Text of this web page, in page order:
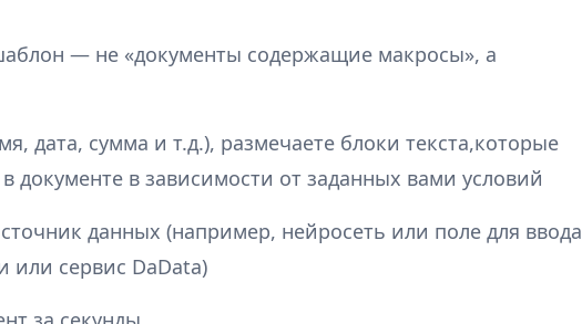
— не «документы содержащие макросы», а
дата, сумма и т.д.), размечаете блоки текста,которые
документе в зависимости от заданных вами условий
данных (например, нейросеть или поле для ввода
или сервис DaData)